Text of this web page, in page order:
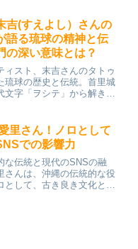
記事では、口...
吉(すえよし）さんの
語る琉球の精神と伝
の深い意味とは？
ィスト、末吉さんのタトゥ
琉球の歴史と伝統。首里城
文字「ヲシテ」から解き明
里さん！ノロとして
での影響力
な伝統と現代のSNSの融
さんは、沖縄の伝統的な役
として、古き良き文化と現